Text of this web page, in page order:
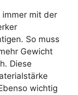
immer mit der
So muss
Gewicht
Diese
wichtig